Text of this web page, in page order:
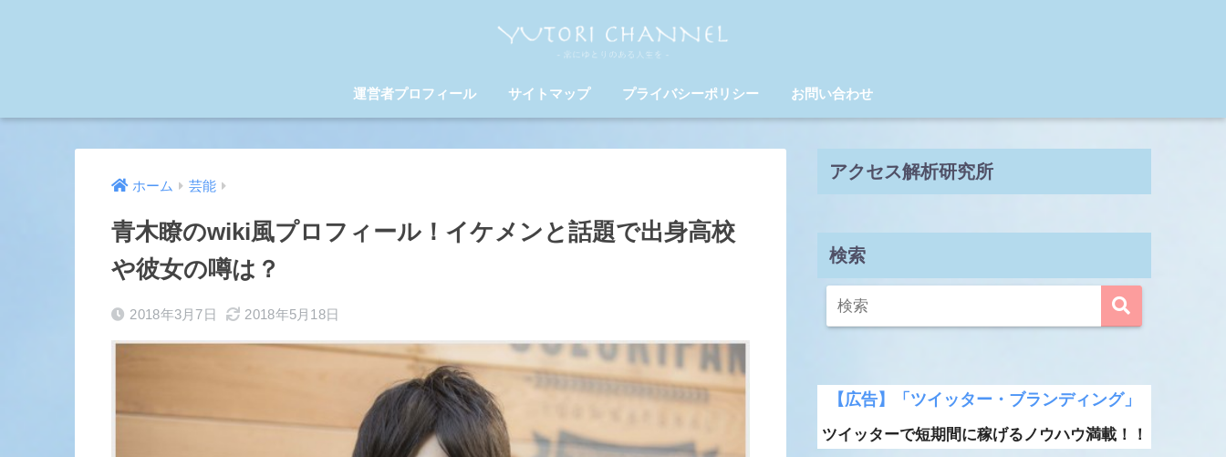
運営者プロフィール サイトマップ プライバシーポリシー お問い合わせ
ホーム 芸能
青木瞭のwiki風プロフィール！イケメンと話題で出身高校
や彼女の噂は？
2018年3月7日 2018年5月18日
アクセス解析研究所
検索
【広告】「ツイッター・ブランディング」
ツイッターで短期間に稼げるノウハウ満載！！